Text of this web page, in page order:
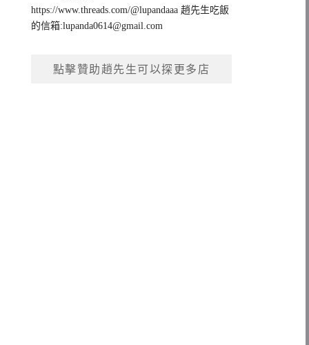
https://www.threads.com/@lupandaaa 趙先生吃飯
的信箱:lupanda0614@gmail.com
點擊贊助趙先生可以探更多店